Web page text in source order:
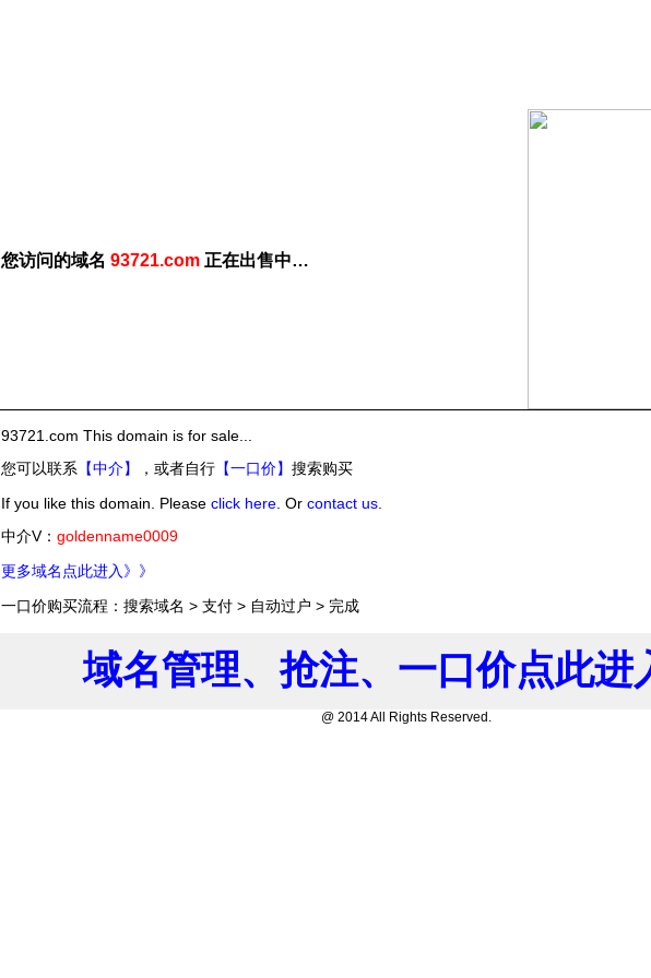
您访问的域名 93721.com 正在出售中…
93721.com This domain is for sale
您可以联系 【中介】 ，或者自行 【一口价】 搜索购买
If you like this domain. Please click here . Or contact us
中介V： goldenname0009
更多域名点此进入》》
一口价购买流程：搜索域名 > 支付 > 自动过户 > 完成
域名管理、抢注、一口价点此进
@ 2014 All Rights Reserved.